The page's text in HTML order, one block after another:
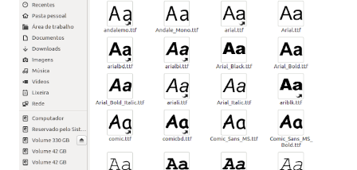
terminal e execute o comando: $ sudo apt-get install ttf-
mscorefonts-installer Leia os termos de uso e avance
clicando em “Ok” Agora aceite os termos de uso clicando
em “Sim” Pronto agora abra o LibreOffice e veja se as
fontes Times New Roman, Arial estão instaladas. Caso
ocorra algum erro ou precisa reinstalar, execute: $ sudo
apt-get install --reinstall ttf-mscorefonts-installer